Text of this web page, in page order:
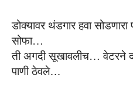
डोक्यावर थंडगार हवा सोडणारा
सोफा…
ती अगदी सूखावलीच… वेटरने
पाणी ठेवले…